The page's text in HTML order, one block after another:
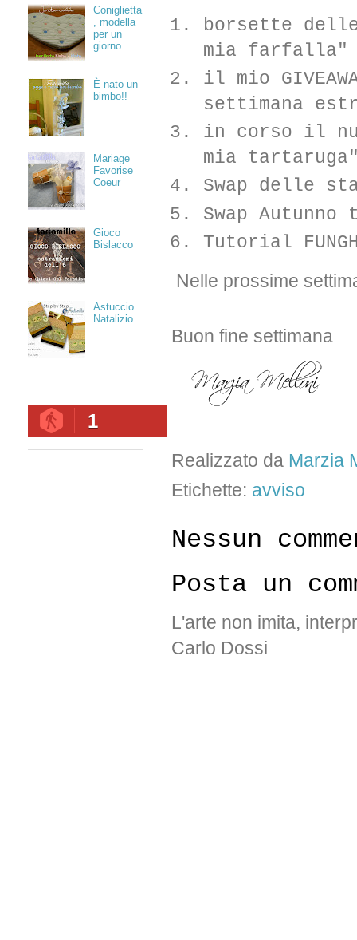
borsette
mia farfalla"
il mio
settimana
in corso il
mia
Swap delle
Swap
Tutorial
Nelle prossime
Buon fine settimana
Realizzato da Marzia
Etichette: avviso
Nessun
Posta un
L'arte non imita,
Carlo Dossi
Coniglietta
, modella
per un
giorno...
È nato un
bimbo!!
Mariage
Favorise
Coeur
Gioco
Bislacco
Astuccio
Natalizio...
1